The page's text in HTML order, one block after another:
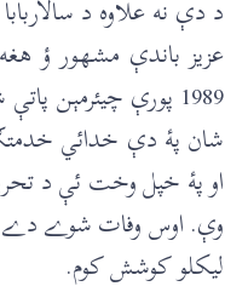
د دې نه علاوه د
1989 پورې
شان پۀ دې خدائي
او پۀ خپل وخت ئې د
وې. اوس وفات شوے دے
ليکلو کوشش کوم.